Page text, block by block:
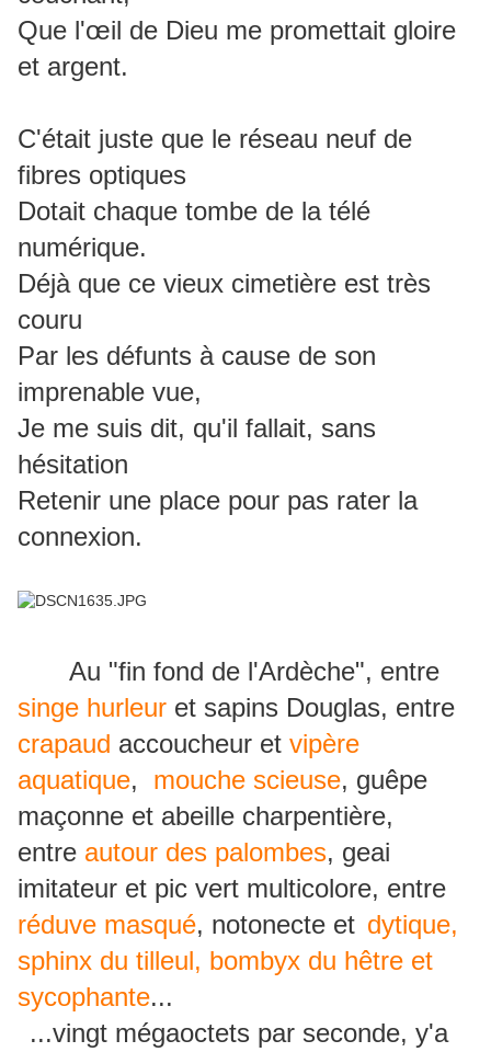
Que l'œil de Dieu me promettait gloire
et argent.
C'était juste que le réseau neuf de
fibres optiques
Dotait chaque tombe de la télé
numérique.
Déjà que ce vieux cimetière est très
couru
Par les défunts à cause de son
imprenable vue,
Je me suis dit, qu'il fallait, sans
hésitation
Retenir une place pour pas rater la
connexion.
Au "fin fond de l'Ardèche", entre
singe hurleur et sapins Douglas, entre
crapaud accoucheur et vipère
aquatique, mouche scieuse, guêpe
maçonne et abeille charpentière,
entre autour des palombes, geai
imitateur et pic vert multicolore, entre
réduve masqué, notonecte et dytique,
sphinx du tilleul, bombyx du hêtre et
sycophante...
...vingt mégaoctets par seconde, y'a